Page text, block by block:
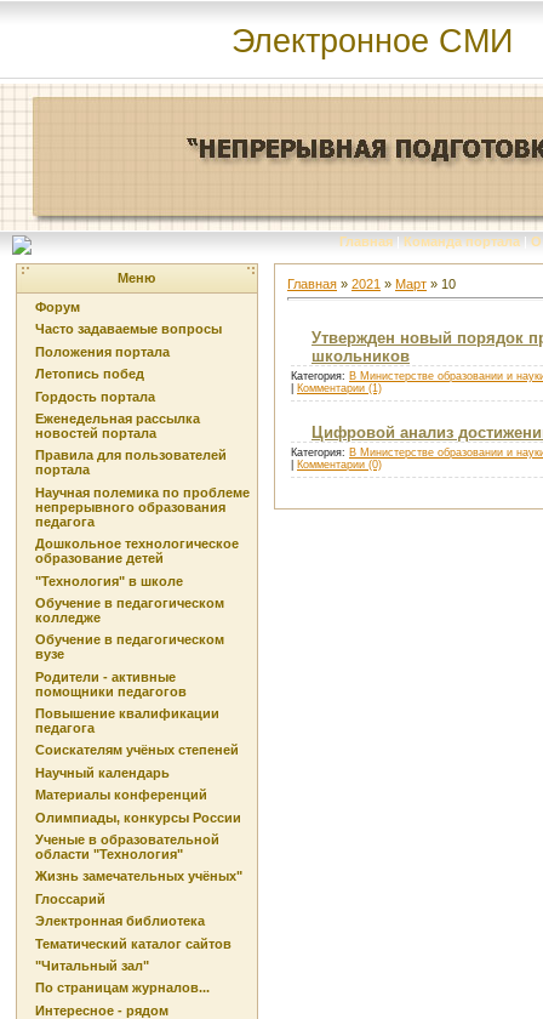
Электронное СМИ
Главная | Команда портала | О
Меню
Форум
Часто задаваемые вопросы
Положения портала
Летопись побед
Гордость портала
Еженедельная рассылка
новостей портала
Правила для пользователей
портала
Научная полемика по проблеме
непрерывного образования
педагога
Дошкольное технологическое
образование детей
"Технология" в школе
Обучение в педагогическом
колледже
Обучение в педагогическом
вузе
Родители - активные
помощники педагогов
Повышение квалификации
педагога
Соискателям учёных степеней
Научный календарь
Материалы конференций
Олимпиады, конкурсы России
Ученые в образовательной
области "Технология"
Жизнь замечательных учёных"
Глоссарий
Электронная библиотека
Тематический каталог сайтов
"Читальный зал"
По страницам журналов...
Интересное - рядом
Главная » 2021 » Март » 10
Утвержден новый порядок
школьников
Категория: В Министерстве образовании и
Комментарии (1)
Цифровой анализ
Категория: В Министерстве образовании и
Комментарии (0)